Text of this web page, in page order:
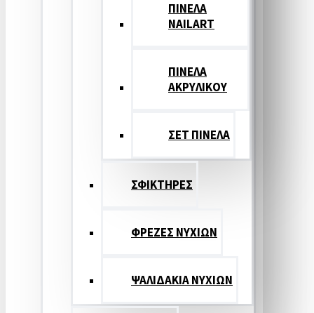
ΠΙΝΕΛΑ
NAILART
ΠΙΝΕΛΑ
ΑΚΡΥΛΙΚΟΥ
ΣΕΤ ΠΙΝΕΛA
ΣΦΙΚΤΗΡΕΣ
ΦΡΕΖΕΣ ΝΥΧΙΩΝ
ΨΑΛΙΔΑΚΙΑ ΝΥΧΙΩΝ